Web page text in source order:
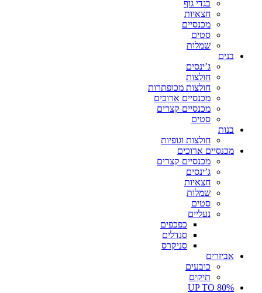
בגדי גוף
חצאיות
מכנסיים
סטים
שמלות
בנים
ג’ינסים
חולצות
חולצות מכופתרות
מכנסיים ארוכים
מכנסיים קצרים
סטים
בנות
חולצות וגופיות
מכנסיים ארוכים
מכנסיים קצרים
ג’ינסים
חצאיות
שמלות
סטים
נעליים
כפכפים
סנדלים
סניקרס
אביזרים
כובעים
תיקים
UP TO 80%